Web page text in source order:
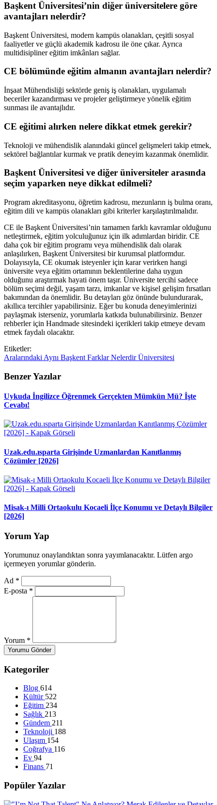
Başkent Üniversitesi’nin diğer üniversitelere göre
avantajları nelerdir?
Başkent Üniversitesi, modern kampüs olanakları, çeşitli sosyal
faaliyetler ve güçlü akademik kadrosu ile öne çıkar. Ayrıca
multidisipliner eğitim imkânları sağlar.
CE bölümünde eğitim almanın avantajları nelerdir?
İnşaat Mühendisliği sektörde geniş iş olanakları, uygulamalı
beceriler kazandırması ve projeler geliştirmeye yönelik eğitim
sunması ile avantajlıdır.
CE eğitimi alırken nelere dikkat etmek gerekir?
Teknoloji ve mühendislik alanındaki güncel gelişmeleri takip etmek,
sektörel bağlantılar kurmak ve pratik deneyim kazanmak önemlidir.
Başkent Üniversitesi ve diğer üniversiteler arasında
seçim yaparken neye dikkat edilmeli?
Program akreditasyonu, öğretim kadrosu, mezunların iş bulma oranı,
eğitim dili ve kampüs olanakları gibi kriterler karşılaştırılmalıdır.
CE ile Başkent Üniversitesi’nin tamamen farklı kavramlar olduğunu
netleştirmek, eğitim yolculuğunuz için ilk adımlardan biridir. CE
daha çok bir eğitim programı veya mühendislik dalı olarak
anlaşılırken, Başkent Üniversitesi bir kurumsal platformdur.
Dolayısıyla, CE okumak isteyenler için karar verirken hangi
üniversite veya eğitim ortamının beklentilerine daha uygun
olduğunu araştırmak hayati önem taşır. Üniversite tercihi sadece
bölüm seçimi değil, yaşam tarzı, imkanlar ve kişisel gelişim fırsatları
bakımından da önemlidir. Bu detayları göz önünde bulundurarak,
akıllıca tercihler yapabilirsiniz. Eğer bu konuda deneyimlerinizi
paylaşmak isterseniz, yorumlarla katkıda bulunabilirsiniz. Benzer
rehberler için Handmade sitesindeki içerikleri takip etmeye devam
etmek faydalı olacaktır.
Etiketler:
Aralarındaki Aynı Başkent FarklarNelerdirÜniversitesi
Benzer Yazılar
Uykuda İngilizce Öğrenmek Gerçekten Mümkün Mü? İşte
Cevabı!
Uzak.edu.ısparta Girişinde Uzmanlardan Kanıtlanmış
Çözümler [2026]
Misak-ı Milli Ortaokulu Kocaeli İlçe Konumu ve Detaylı Bilgiler
[2026]
Yorum Yap
Yorumunuz onaylandıktan sonra yayımlanacaktır. Lütfen argo
içermeyen yorumlar gönderin.
Ad *
E-posta *
Yorum *
Yorumu Gönder
Kategoriler
Blog 614
Kültür 522
Eğitim 234
Sağlık 213
Gündem 211
Teknoloji 188
Ulaşım 154
Coğrafya 116
Ev 94
Finans 71
Popüler Yazılar